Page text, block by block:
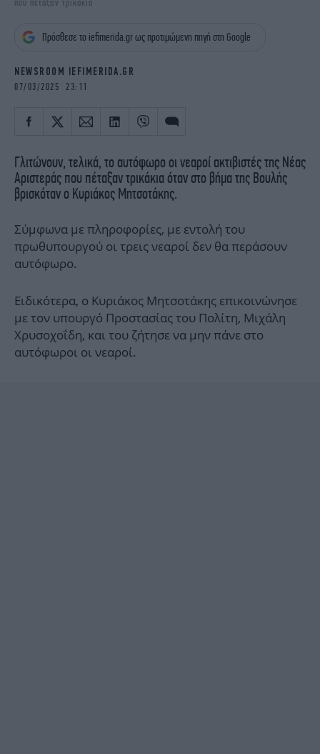
iBOOKS
OSCARS
NEWSLETTER
που πέταξαν τρικάκια
Πρόσθεσε το iefimerida.gr ως προτιμώμενη πηγή στη Google
NEWSROOM IEFIMERIDA.GR
07/03/2025 23:11
Γλιτώνουν, τελικά, το αυτόφωρο οι νεαροί ακτιβιστές της Νέας
Αριστεράς που πέταξαν τρικάκια όταν στο βήμα της Βουλής
βρισκόταν ο Κυριάκος Μητσοτάκης.
Σύμφωνα με πληροφορίες, με εντολή του
πρωθυπουργού οι τρεις νεαροί δεν θα περάσουν
αυτόφωρο.
Ειδικότερα, ο Κυριάκος Μητσοτάκης επικοινώνησε
με τον υπουργό Προστασίας του Πολίτη, Μιχάλη
Χρυσοχοΐδη, και του ζήτησε να μην πάνε στο
αυτόφωροι οι νεαροί.